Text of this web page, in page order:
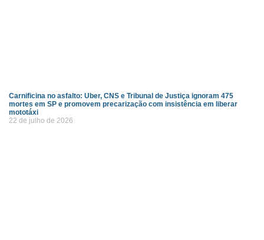
Carnificina no asfalto: Uber, CNS e Tribunal de Justiça ignoram 475
mortes em SP e promovem precarização com insistência em liberar
mototáxi
22 de julho de 2026